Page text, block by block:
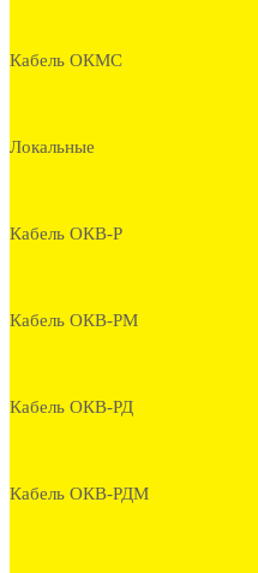
Кабель ОКМС
Локальные
Кабель ОКВ-Р
Кабель ОКВ-РМ
Кабель ОКВ-РД
Кабель ОКВ-РДМ